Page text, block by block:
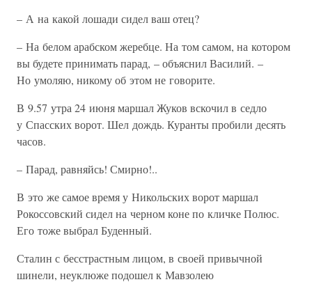
– А на какой лошади сидел ваш отец?
– На белом арабском жеребце. На том самом, на котором
вы будете принимать парад, – объяснил Василий. –
Но умоляю, никому об этом не говорите.
В 9.57 утра 24 июня маршал Жуков вскочил в седло
у Спасских ворот. Шел дождь. Куранты пробили десять
часов.
– Парад, равняйсь! Смирно!..
В это же самое время у Никольских ворот маршал
Рокоссовский сидел на черном коне по кличке Полюс.
Его тоже выбрал Буденный.
Сталин с бесстрастным лицом, в своей привычной
шинели, неуклюже подошел к Мавзолею